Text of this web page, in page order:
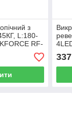
з
L:180-
RF-
RF-
337